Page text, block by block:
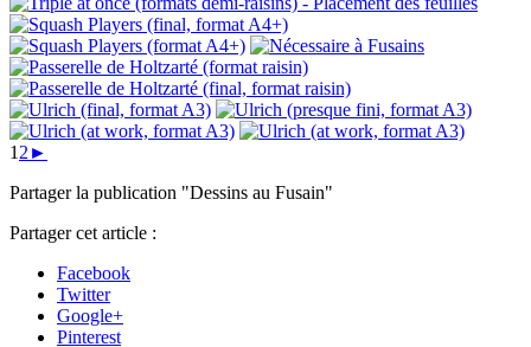
12►
Partager la publication "Dessins au Fusain"
Partager cet article :
Facebook
Twitter
Google+
Pinterest